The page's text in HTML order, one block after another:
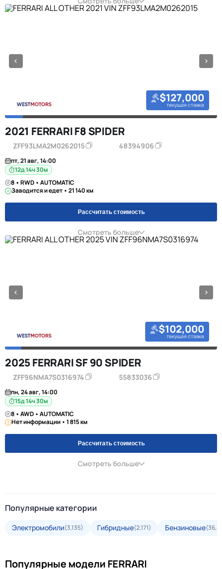
$127,000
текущая ставка
2021 FERRARI F8 SPIDER
ZFF93LMA2M0262015 48394906
пт, 21 авг, 14:00
12д 14ч 30м
8 • RWD • AUTOMATIC
Заводится и едет • 21 140 км
Рассчитать стоимость
Смотреть больше
$102,000
текущая ставка
2025 FERRARI SF 90 SPIDER
ZFF96NMA7S0316974 55833036
пн, 24 авг, 14:00
15д 14ч 30м
8 • AWD • AUTOMATIC
Нет информации • 1 815 км
Рассчитать стоимость
Смотреть больше
Популярные категории
Электромобили(3,135) Гибридные(2,171) Бензиновые
Популярные модели FERRARI